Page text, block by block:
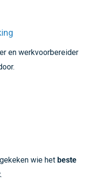
en werkvoorbereider
wie het beste
.